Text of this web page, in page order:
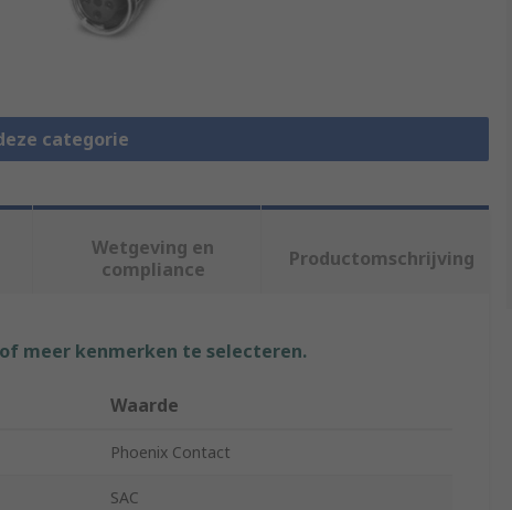
categorie
Wetgeving en
compliance
Productomschrijving
meer kenmerken te selecteren.
Waarde
Phoenix Contact
SAC